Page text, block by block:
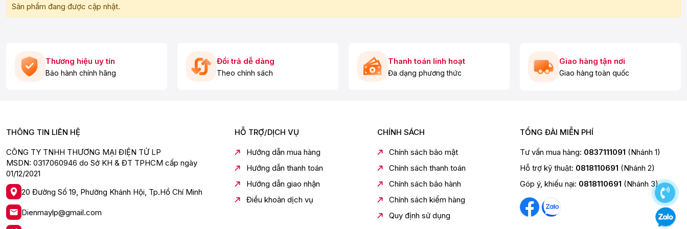
Sản phẩm đang được cập nhật.
Thương hiệu uy tín
Bảo hành chính hãng
Đổi trả dễ dàng
Theo chính sách
Thanh toán linh hoạt
Đa dạng phương thức
Giao hàng tận nơi
Giao hàng toàn quốc
THÔNG TIN LIÊN HỆ
CÔNG TY TNHH THƯƠNG MẠI ĐIỆN TỬ LP
MSDN: 0317060946 do Sở KH & ĐT TPHCM cấp ngày
01/12/2021
20 Đường Số 19, Phường Khánh Hội, Tp.Hồ Chí Minh
Dienmaylp@gmail.com
HỖ TRỢ/DỊCH VỤ
Hướng dẫn mua hàng
Hướng dẫn thanh toán
Hướng dẫn giao nhận
Điều khoản dịch vụ
CHÍNH SÁCH
Chính sách bảo mật
Chính sách thanh toán
Chính sách bảo hành
Chính sách kiểm hàng
Quy định sử dụng
TỔNG ĐÀI MIỄN PHÍ
Tư vấn mua hàng: 0837111091 (Nhánh 1)
Hỗ trợ kỹ thuật: 0818110691 (Nhánh 2)
Góp ý, khiếu nại: 0818110691 (Nhánh 3)